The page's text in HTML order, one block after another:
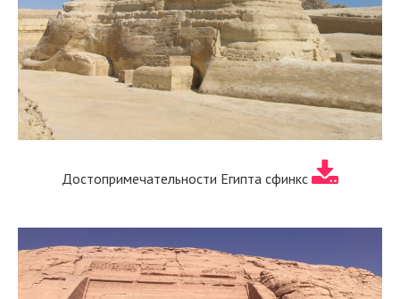
Достопримечательности Египта сфинкс